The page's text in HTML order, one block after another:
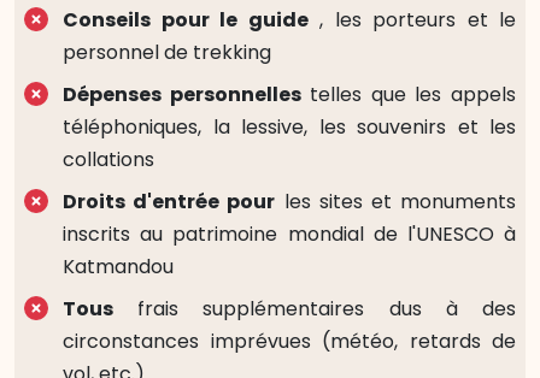
Conseils pour le guide, les porteurs et le
personnel de trekking
Dépenses personnellestelles que les appels
téléphoniques, la lessive, les souvenirs et les
collations
Droits d'entrée pour les sites et monuments
inscrits au patrimoine mondial de l'UNESCO à
Katmandou
Tous frais supplémentaires dus à des
circonstances imprévues (météo, retards de